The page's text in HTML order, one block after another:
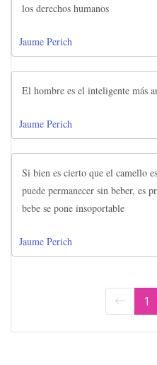
los derechos humanos
Jaume Perich
El hombre es el inteligente más
Jaume Perich
Si bien es cierto que el camello
puede permanecer sin beber, es
bebe se pone insoportable
Jaume Perich
1